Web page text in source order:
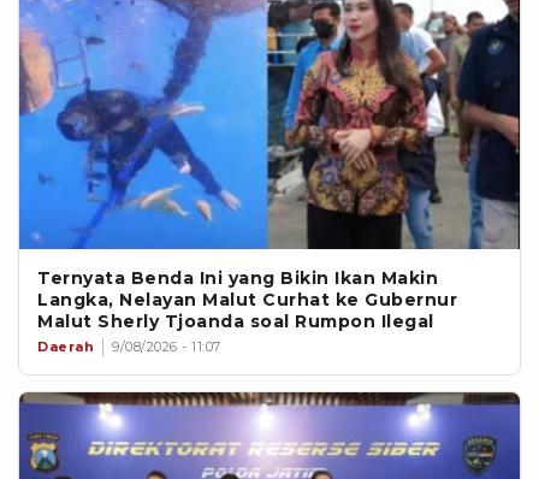
Ternyata Benda Ini yang Bikin Ikan Makin
Langka, Nelayan Malut Curhat ke Gubernur
Malut Sherly Tjoanda soal Rumpon Ilegal
Daerah 9/08/2026 - 11:07